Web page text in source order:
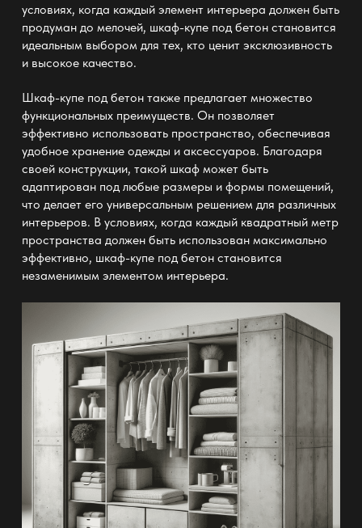
условиях, когда каждый элемент интерьера должен быть
продуман до мелочей, шкаф-купе под бетон становится
идеальным выбором для тех, кто ценит эксклюзивность
и высокое качество.
Шкаф-купе под бетон также предлагает множество
функциональных преимуществ. Он позволяет
эффективно использовать пространство, обеспечивая
удобное хранение одежды и аксессуаров. Благодаря
своей конструкции, такой шкаф может быть
адаптирован под любые размеры и формы помещений,
что делает его универсальным решением для различных
интерьеров. В условиях, когда каждый квадратный метр
пространства должен быть использован максимально
эффективно, шкаф-купе под бетон становится
незаменимым элементом интерьера.